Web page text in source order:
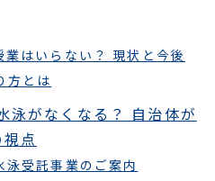
業はいらない？ 現状と今後
方とは
泳がなくなる？ 自治体が
点
泳受託事業のご案内